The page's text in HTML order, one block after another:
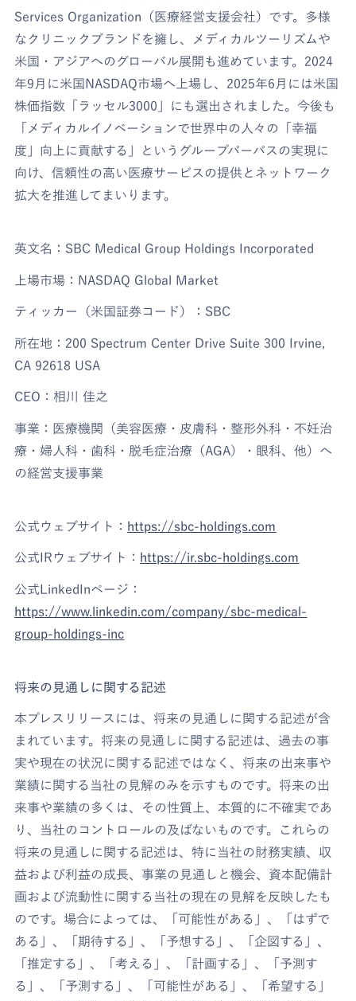
Services Organization（医療経営支援会社）です。多様
なクリニックブランドを擁し、メディカルツーリズムや
米国・アジアへのグローバル展開も進めています。2024
年9月に米国NASDAQ市場へ上場し、2025年6月には米国
株価指数「ラッセル3000」にも選出されました。今後も
「メディカルイノベーションで世界中の人々の「幸福
度」向上に貢献する」というグループパーパスの実現に
向け、信頼性の高い医療サービスの提供とネットワーク
拡大を推進してまいります。
英文名：SBC Medical Group Holdings Incorporated
上場市場：NASDAQ Global Market
ティッカー（米国証券コード）：SBC
所在地：200 Spectrum Center Drive Suite 300 Irvine,
CA 92618 USA
CEO：相川 佳之
事業：医療機関（美容医療・皮膚科・整形外科・不妊治
療・婦人科・歯科・脱毛症治療（AGA）・眼科、他）へ
の経営支援事業
公式ウェブサイト： https://sbc-holdings.com
公式IRウェブサイト： https://ir.sbc-holdings.com
公式LinkedInページ：
https://www.linkedin.com/company/sbc-medical-
group-holdings-inc
将来の見通しに関する記述
本プレスリリースには、将来の見通しに関する記述が含
まれています。将来の見通しに関する記述は、過去の事
実や現在の状況に関する記述ではなく、将来の出来事や
業績に関する当社の見解のみを示すものです。将来の出
来事や業績の多くは、その性質上、本質的に不確実であ
り、当社のコントロールの及ばないものです。これらの
将来の見通しに関する記述は、特に当社の財務実績、収
益および利益の成長、事業の見通しと機会、資本配備計
画および流動性に関する当社の現在の見解を反映したも
のです。場合によっては、「可能性がある」、「はずで
ある」、「期待する」、「予想する」、「企図する」、
「推定する」、「考える」、「計画する」、「予測す
る」、「予測する」、「可能性がある」、「希望する」